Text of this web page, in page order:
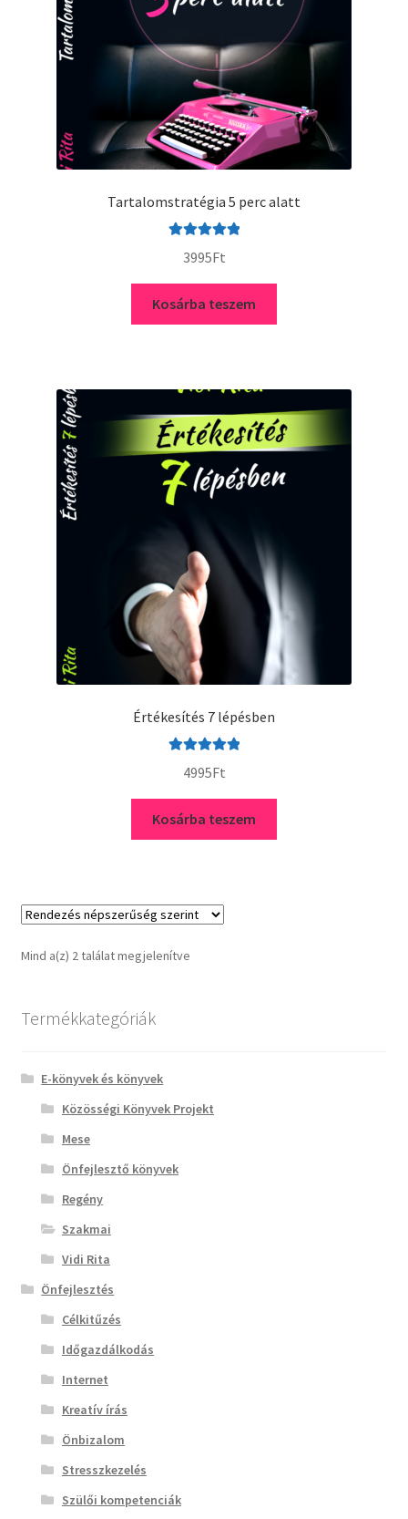
Tartalomstratégia 5 perc alatt
3995Ft
Kosárba teszem
Értékesítés 7 lépésben
4995Ft
Kosárba teszem
Mind a(z) 2 találat megjelenítve
Termékkategóriák
E-könyvek és könyvek
Közösségi Könyvek Projekt
Mese
Önfejlesztő könyvek
Regény
Szakmai
Vidi Rita
Önfejlesztés
Célkitűzés
Időgazdálkodás
Internet
Kreatív írás
Önbizalom
Stresszkezelés
Szülői kompetenciák